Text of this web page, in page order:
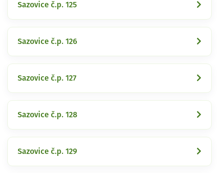
Sazovice č.p. 125
Sazovice č.p. 126
Sazovice č.p. 127
Sazovice č.p. 128
Sazovice č.p. 129